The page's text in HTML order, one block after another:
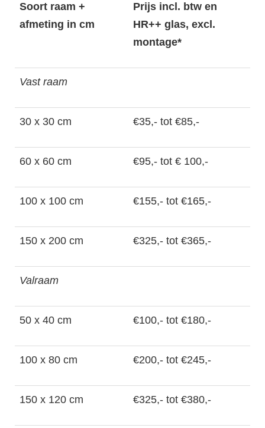
Soort raam +
afmeting in cm
Prijs incl. btw en
HR++ glas, excl.
montage*
Vast raam
30 x 30 cm €35,- tot €85,-
60 x 60 cm €95,- tot € 100,-
100 x 100 cm €155,- tot €165,-
150 x 200 cm €325,- tot €365,-
Valraam
50 x 40 cm €100,- tot €180,-
100 x 80 cm €200,- tot €245,-
150 x 120 cm €325,- tot €380,-